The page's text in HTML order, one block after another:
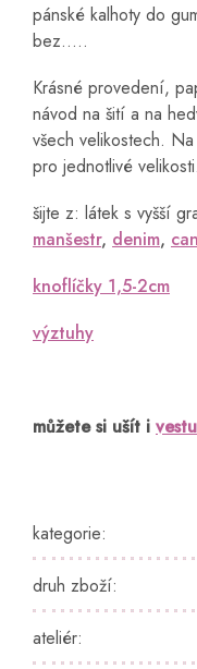
pánské kalhoty do
bez.....
Krásné provedení,
návod na šití a na
všech velikostech.
pro jednotlivé velikosti.
šijte z: látek s vyšší
manšestr, denim,
knoflíčky 1,5-2cm
výztuhy
můžete si ušít i vestu
kategorie:
druh zboží:
ateliér: